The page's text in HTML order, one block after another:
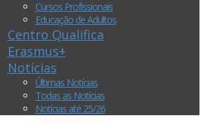
Cursos Profissionais
Educação de Adultos
Centro Qualifica
Erasmus+
Notícias
Últimas Notícias
Todas as Notícias
Notícias até 25/26